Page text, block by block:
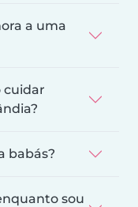
a uma
cuidar
babás?
sou